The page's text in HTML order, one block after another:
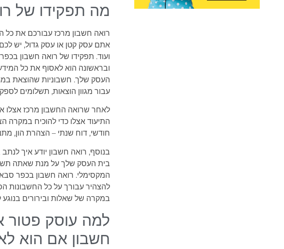
מה תפקידו של
רואה חשבון מרכז עבורכם את כל
אתם עסק קטן או עסק גדול, יש
ועוד. תפקידו של רואה חשבון
ובראשונה הוא לאסוף את כל
העסק שלך. חשבוניות שהוצאת
עבור מגוון הוצאות, תשלומים
לאחר שרואה החשבון מרכז אצלו
התיעוד אצלו כדי להוכיח במקרה
חודשי, דוח שנתי – הצהרת הון,
בנוסף, רואה חשבון יודע איך
בית העסק שלך על מנת שאתה
המקסימלי. רואה חשבון בכפר
להצהיר עבורך על כל החשבונות
במקרה של שאלות ובירורים
למה עוסק פטור
חשבון אם הוא